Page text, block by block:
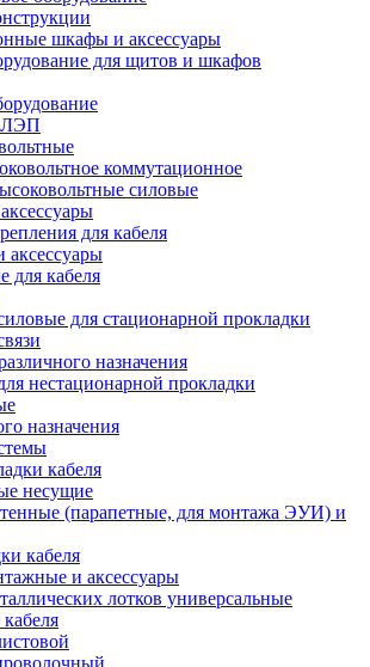
шкафы и аксессуары
для щитов и шкафов
ЛЭП
коммутационное
силовые
для кабеля
аксессуары
для кабеля
для стационарной прокладки
назначения
нестационарной прокладки
назначения
кабеля
несущие
(парапетные, для монтажа ЭУИ) и
кабеля
и аксессуары
лотков универсальные